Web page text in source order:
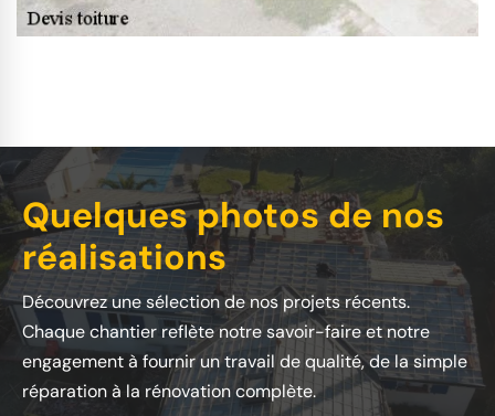
Quelques photos de nos
réalisations
Découvrez une sélection de nos projets récents.
Chaque chantier reflète notre savoir-faire et notre
engagement à fournir un travail de qualité, de la simple
réparation à la rénovation complète.